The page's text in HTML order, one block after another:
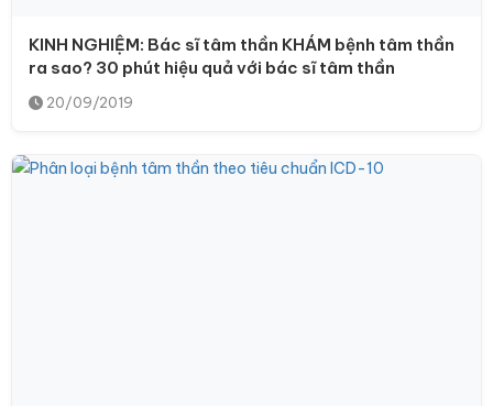
KINH NGHIỆM: Bác sĩ tâm thần KHÁM bệnh tâm thần
ra sao? 30 phút hiệu quả với bác sĩ tâm thần
20/09/2019